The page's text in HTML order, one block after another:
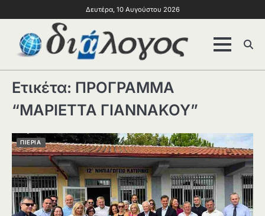
Δευτέρα, 10 Αυγούστου 2026
Ετικέτα: ΠΡΟΓΡΑΜΜΑ
“ΜΑΡΙΕΤΤΑ ΓΙΑΝΝΑΚΟΥ”
ΠΙΕΡΙΑ